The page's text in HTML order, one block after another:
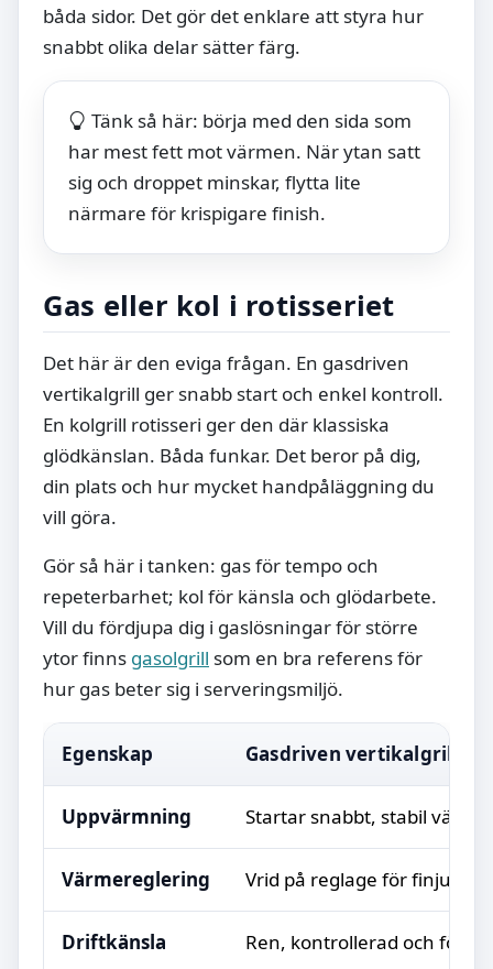
båda sidor. Det gör det enklare att styra hur
snabbt olika delar sätter färg.
Tänk så här: börja med den sida som
har mest fett mot värmen. När ytan satt
sig och droppet minskar, flytta lite
närmare för krispigare finish.
Gas eller kol i rotisseriet
Det här är den eviga frågan. En gasdriven
vertikalgrill ger snabb start och enkel kontroll.
En kolgrill rotisseri ger den där klassiska
glödkänslan. Båda funkar. Det beror på dig,
din plats och hur mycket handpåläggning du
vill göra.
Gör så här i tanken: gas för tempo och
repeterbarhet; kol för känsla och glödarbete.
Vill du fördjupa dig i gaslösningar för större
ytor finns gasolgrill som en bra referens för
hur gas beter sig i serveringsmiljö.
Egenskap Gasdriven vertikalgrill
Uppvärmning Startar snabbt, stabil
Värmereglering Vrid på reglage för
Driftkänsla Ren, kontrollerad och